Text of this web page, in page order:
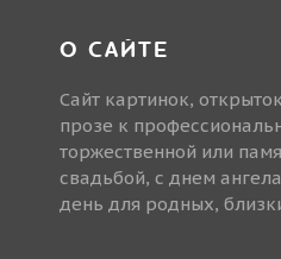
О САЙТЕ
Сайт картинок,
прозе к
торжественной или
свадьбой, с днем
день для родных,